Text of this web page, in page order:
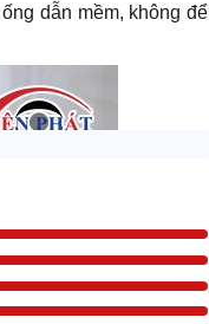
dẫn mềm, không để